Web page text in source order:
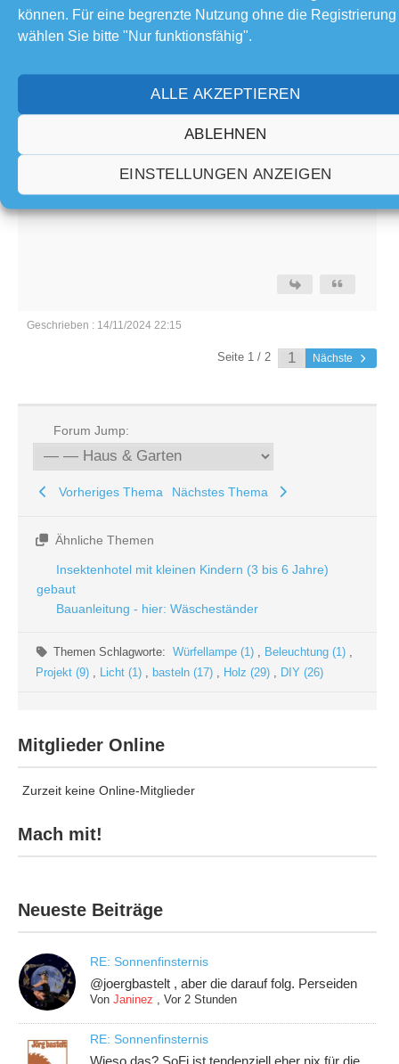
können. Für eine begrenzte Nutzung ohne die Registrierung
wählen Sie bitte "Nur funktionsfähig".
ALLE AKZEPTIEREN
ABLEHNEN
EINSTELLUNGEN ANZEIGEN
Themenstarter
der Feinschnitt kreativ drin? Oder zumindest
so ähnlich?
Geschrieben : 14/11/2024 22:15
Seite 1 / 2 Nächste
Forum Jump:
Vorheriges Thema Nächstes Thema
Ähnliche Themen
Insektenhotel mit kleinen Kindern (3 bis 6 Jahre)
gebaut
Bauanleitung - hier: Wäscheständer
Themen Schlagworte:Würfellampe (1) , Beleuchtung (1) ,
Projekt (9) , Licht (1) , basteln (17) , Holz (29) , DIY (26)
Mitglieder Online
Zurzeit keine Online-Mitglieder
Mach mit!
Neueste Beiträge
RE: Sonnenfinsternis
@joergbastelt , aber die darauf folg. Perseiden
VonJaninez ,Vor 2 Stunden
RE: Sonnenfinsternis
Wieso das? SoFi ist tendenziell eher nix für die